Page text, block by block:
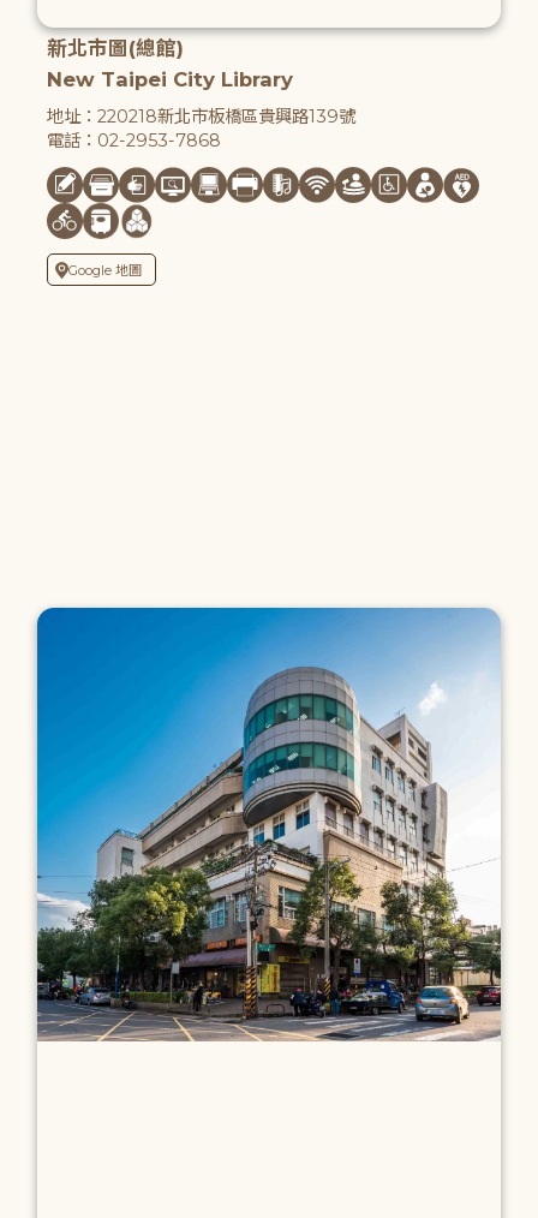
新北市圖(總館)
New Taipei City Library
地址：220218新北市板橋區貴興路139號
電話：02-2953-7868
Google 地圖